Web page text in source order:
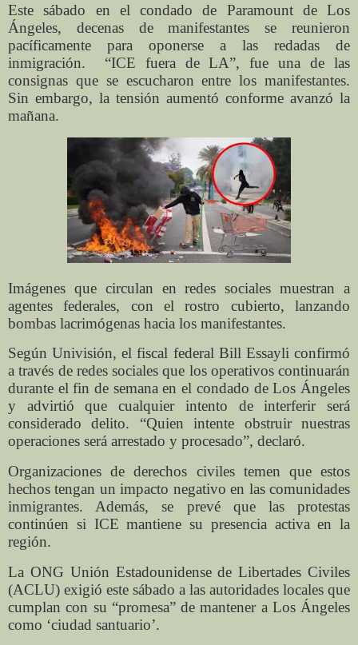
Este sábado en el condado de Paramount de Los
Ángeles, decenas de manifestantes se reunieron
pacíficamente para oponerse a las redadas de
inmigración.
“ICE fuera de LA”, fue una de las
consignas que se escucharon entre los manifestantes.
Sin embargo, la tensión aumentó conforme avanzó la
mañana.
Imágenes que circulan en redes sociales muestran a
agentes federales, con el rostro cubierto, lanzando
bombas lacrimógenas hacia los manifestantes.
Según Univisión, el fiscal federal Bill Essayli confirmó
a través de redes sociales que los operativos continuarán
durante el fin de semana en el condado de Los Ángeles
y advirtió que cualquier intento de interferir será
considerado delito. “Quien intente obstruir nuestras
operaciones será arrestado y procesado”, declaró.
Organizaciones de derechos civiles temen que estos
hechos tengan un impacto negativo en las comunidades
inmigrantes. Además, se prevé que las protestas
continúen si ICE mantiene su presencia activa en la
región.
La ONG Unión Estadounidense de Libertades Civiles
(ACLU) exigió este sábado a las autoridades locales que
cumplan con su “promesa” de mantener a Los Ángeles
como ‘ciudad santuario’.